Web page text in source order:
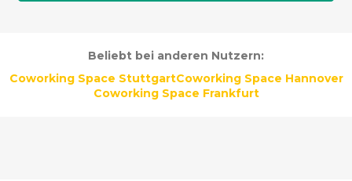
Beliebt bei anderen Nutzern:
Coworking Space StuttgartCoworking Space Hannover
Coworking Space Frankfurt